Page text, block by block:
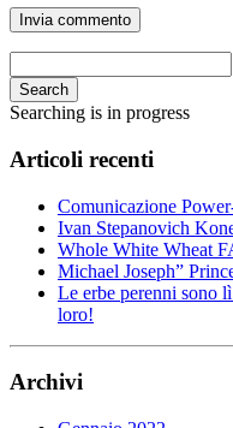
Search
Searching is in progress
Articoli recenti
Comunicazione
Ivan Stepanovich
Whole White Wheat
Michael Joseph”
Le erbe perenni sono
loro!
Archivi